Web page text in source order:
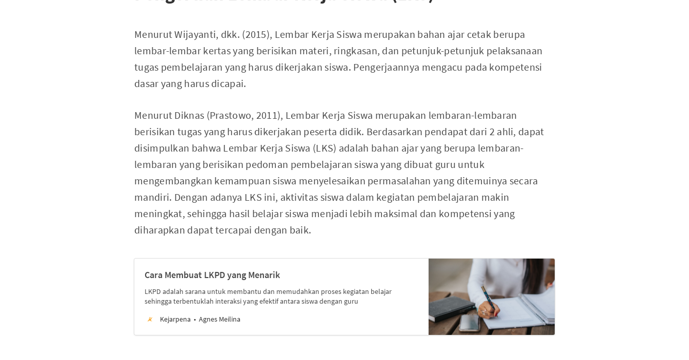
Menurut Wijayanti, dkk. (2015), Lembar Kerja Siswa merupakan bahan ajar cetak berupa
lembar-lembar kertas yang berisikan materi, ringkasan, dan petunjuk-petunjuk pelaksanaan
tugas pembelajaran yang harus dikerjakan siswa. Pengerjaannya mengacu pada kompetensi
dasar yang harus dicapai.
Menurut Diknas (Prastowo, 2011), Lembar Kerja Siswa merupakan lembaran-lembaran
berisikan tugas yang harus dikerjakan peserta didik. Berdasarkan pendapat dari 2 ahli, dapat
disimpulkan bahwa Lembar Kerja Siswa (LKS) adalah bahan ajar yang berupa lembaran-
lembaran yang berisikan pedoman pembelajaran siswa yang dibuat guru untuk
mengembangkan kemampuan siswa menyelesaikan permasalahan yang ditemuinya secara
mandiri. Dengan adanya LKS ini, aktivitas siswa dalam kegiatan pembelajaran makin
meningkat, sehingga hasil belajar siswa menjadi lebih maksimal dan kompetensi yang
diharapkan dapat tercapai dengan baik.
Cara Membuat LKPD yang Menarik
LKPD adalah sarana untuk membantu dan memudahkan proses kegiatan belajar
sehingga terbentuklah interaksi yang efektif antara siswa dengan guru
Kejarpena
Agnes Meilina